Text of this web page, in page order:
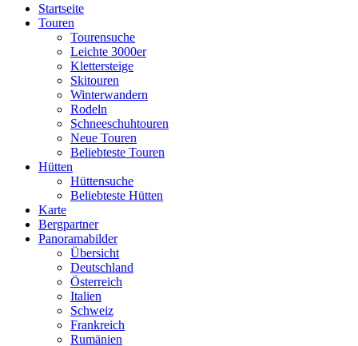
Startseite
Touren
Tourensuche
Leichte 3000er
Klettersteige
Skitouren
Winterwandern
Rodeln
Schneeschuhtouren
Neue Touren
Beliebteste Touren
Hütten
Hüttensuche
Beliebteste Hütten
Karte
Bergpartner
Panoramabilder
Übersicht
Deutschland
Österreich
Italien
Schweiz
Frankreich
Rumänien